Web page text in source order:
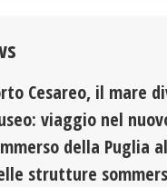
Cesareo, il mare
viaggio nel
della Puglia
strutture